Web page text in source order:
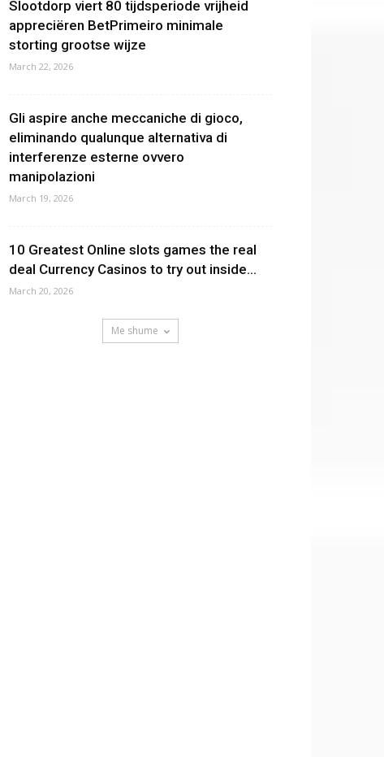
Slootdorp viert 80 tijdsperiode vrijheid
appreciëren BetPrimeiro minimale
storting grootse wijze
March 22, 2026
Gli aspire anche meccaniche di gioco,
eliminando qualunque alternativa di
interferenze esterne ovvero
manipolazioni
March 19, 2026
10 Greatest Online slots games the real
deal Currency Casinos to try out inside...
March 20, 2026
Me shume